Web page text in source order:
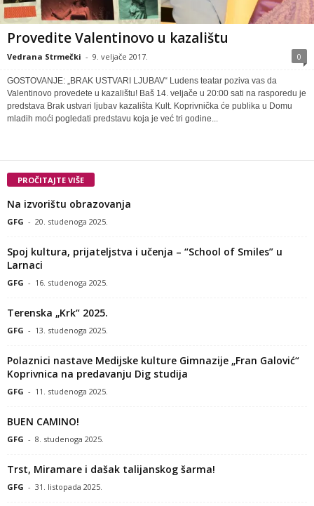
Provedite Valentinovo u kazalištu
Vedrana Strmečki - 9. veljače 2017. 0
GOSTOVANJE: „BRAK USTVARI LJUBAV“ Ludens teatar poziva vas da
Valentinovo provedete u kazalištu! Baš 14. veljače u 20:00 sati na rasporedu je
predstava Brak ustvari ljubav kazališta Kult. Koprivnička će publika u Domu
mladih moći pogledati predstavu koja je već tri godine...
PROČITAJTE VIŠE
Na izvorištu obrazovanja
GFG - 20. studenoga 2025.
Spoj kultura, prijateljstva i učenja – “School of Smiles” u
Larnaci
GFG - 16. studenoga 2025.
Terenska „Krk“ 2025.
GFG - 13. studenoga 2025.
Polaznici nastave Medijske kulture Gimnazije „Fran Galović“
Koprivnica na predavanju Dig studija
GFG - 11. studenoga 2025.
BUEN CAMINO!
GFG - 8. studenoga 2025.
Trst, Miramare i dašak talijanskog šarma!
GFG - 31. listopada 2025.